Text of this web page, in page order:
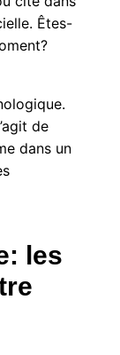
Êtes-
de
dans un
les